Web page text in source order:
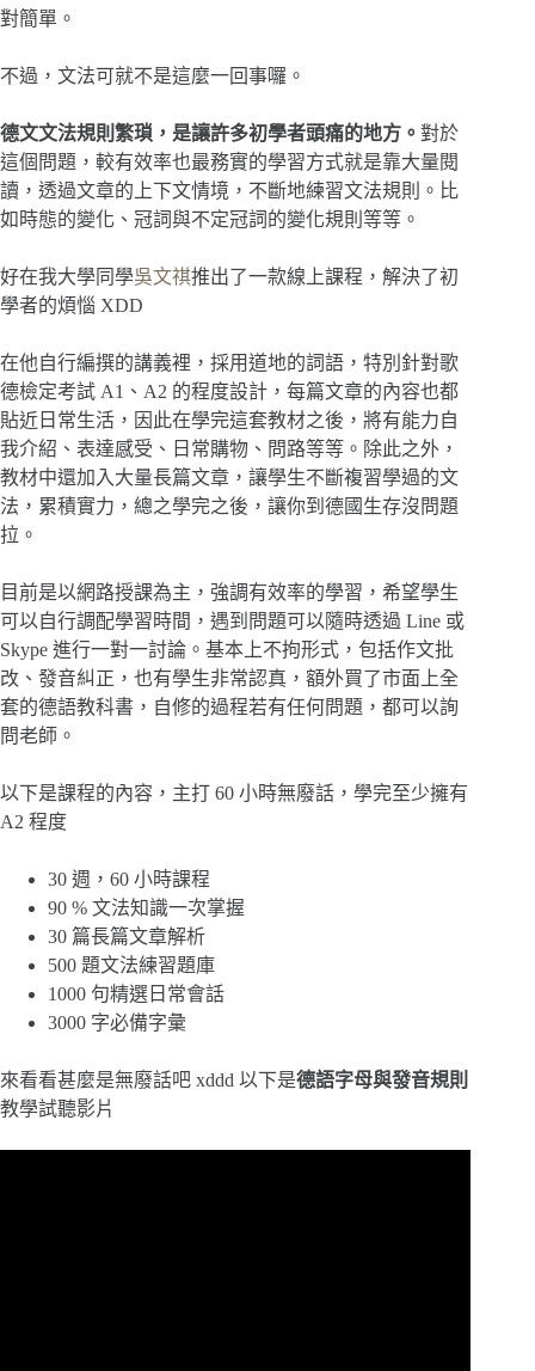
對簡單。
不過，文法可就不是這麼一回事囉。
德文文法規則繁瑣，是讓許多初學者頭痛的地方。 對於
這個問題，較有效率也最務實的學習方式就是靠大量閱
讀，透過文章的上下文情境，不斷地練習文法規則。比
如時態的變化、冠詞與不定冠詞的變化規則等等。
好在我大學同學吳文祺推出了一款線上課程，解決了初
學者的煩惱 XDD
在他自行編撰的講義裡，採用道地的詞語，特別針對歌
德檢定考試 A1、A2 的程度設計，每篇文章的內容也都
貼近日常生活，因此在學完這套教材之後，將有能力自
我介紹、表達感受、日常購物、問路等等。除此之外，
教材中還加入大量長篇文章，讓學生不斷複習學過的文
法，累積實力，總之學完之後，讓你到德國生存沒問題
拉。
目前是以網路授課為主，強調有效率的學習，希望學生
可以自行調配學習時間，遇到問題可以隨時透過 Line 或
Skype 進行一對一討論。基本上不拘形式，包括作文批
改、發音糾正，也有學生非常認真，額外買了市面上全
套的德語教科書，自修的過程若有任何問題，都可以詢
問老師。
以下是課程的內容，主打 60 小時無廢話，學完至少擁有
A2 程度
30 週，60 小時課程
90 % 文法知識一次掌握
30 篇長篇文章解析
500 題文法練習題庫
1000 句精選日常會話
3000 字必備字彙
來看看甚麼是無廢話吧 xddd 以下是德語字母與發音規則
教學試聽影片